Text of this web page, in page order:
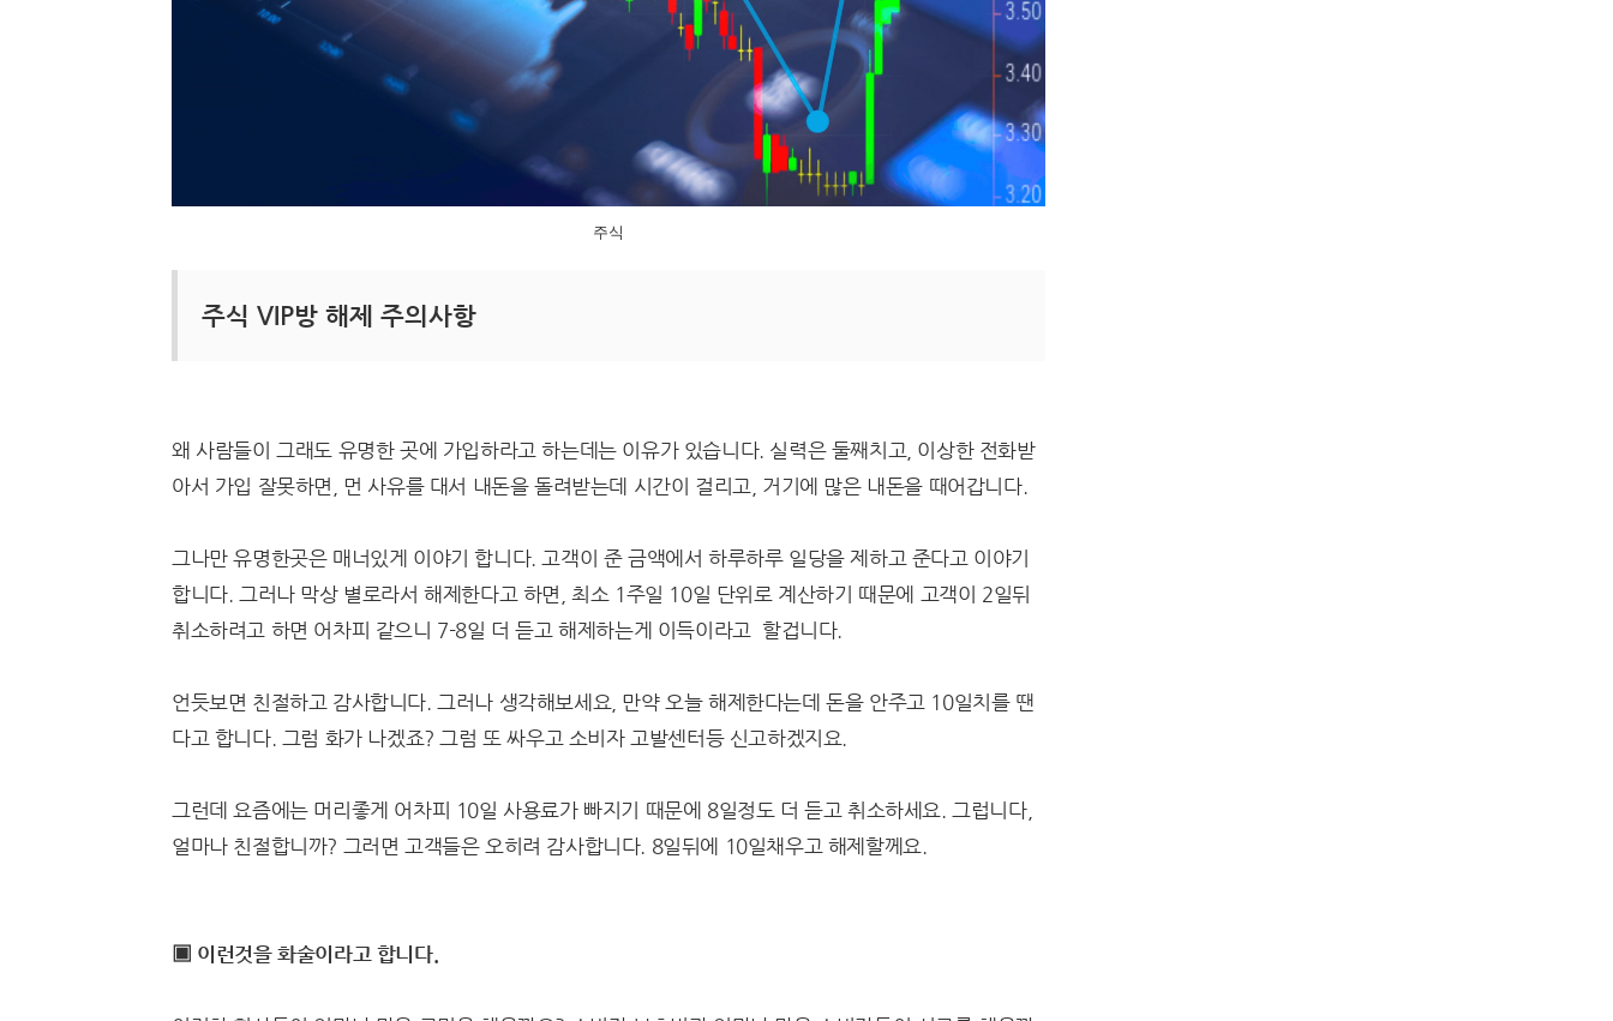
주식
주식 VIP방 해제 주의사항
왜 사람들이 그래도 유명한 곳에 가입하라고 하는데는 이유가 있습니다. 실력은 둘째치고, 이상한 전화받
아서 가입 잘못하면, 먼 사유를 대서 내돈을 돌려받는데 시간이 걸리고, 거기에 많은 내돈을 때어갑니다.
그나만 유명한곳은 매너있게 이야기 합니다. 고객이 준 금액에서 하루하루 일당을 제하고 준다고 이야기
합니다. 그러나 막상 별로라서 해제한다고 하면, 최소 1주일 10일 단위로 계산하기 때문에 고객이 2일뒤
취소하려고 하면 어차피 같으니 7-8일 더 듣고 해제하는게 이득이라고 할겁니다.
언듯보면 친절하고 감사합니다. 그러나 생각해보세요, 만약 오늘 해제한다는데 돈을 안주고 10일치를 땐
다고 합니다. 그럼 화가 나겠죠? 그럼 또 싸우고 소비자 고발센터등 신고하겠지요.
그런데 요즘에는 머리좋게 어차피 10일 사용료가 빠지기 때문에 8일정도 더 듣고 취소하세요. 그럽니다,
얼마나 친절합니까? 그러면 고객들은 오히려 감사합니다. 8일뒤에 10일채우고 해제할께요.
▣ 이런것을 화술이라고 합니다.